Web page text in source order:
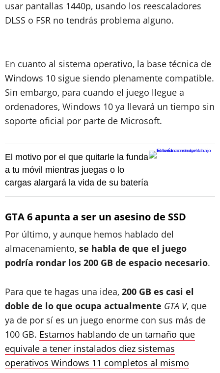
usar pantallas 1440p, usando los reescaladores
DLSS o FSR no tendrás problema alguno.
En cuanto al sistema operativo, la base técnica de
Windows 10 sigue siendo plenamente compatible.
Sin embargo, para cuando el juego llegue a
ordenadores, Windows 10 ya llevará un tiempo sin
soporte oficial por parte de Microsoft.
El motivo por el que quitarle la funda
a tu móvil mientras juegas o lo
cargas alargará la vida de su batería
GTA 6 apunta a ser un asesino de SSD
Por último, y aunque hemos hablado del
almacenamiento, se habla de que el juego
podría rondar los 200 GB de espacio necesario.
Para que te hagas una idea, 200 GB es casi el
doble de lo que ocupa actualmente GTA V, que
ya de por sí es un juego enorme con sus más de
100 GB. Estamos hablando de un tamaño que
equivale a tener instalados diez sistemas
operativos Windows 11 completos al mismo